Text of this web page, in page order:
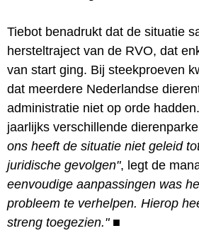
Tiebot benadrukt dat de situatie
hersteltraject van de RVO, dat
van start ging. Bij steekproeven
dat meerdere Nederlandse
administratie niet op orde
jaarlijks verschillende
ons heeft de situatie niet geleid
juridische gevolgen", legt de
eenvoudige aanpassingen was
probleem te verhelpen. Hierop
streng toegezien." ■